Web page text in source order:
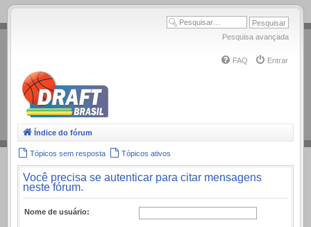
.
Pesquisa avançada
FAQ Entrar
Índice do fórum
Tópicos sem resposta Tópicos ativos
Você precisa se autenticar para citar mensagens
neste fórum.
Nome de usuário: